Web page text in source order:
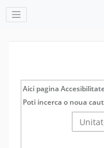
Aici pagina
Poti incerca o noua